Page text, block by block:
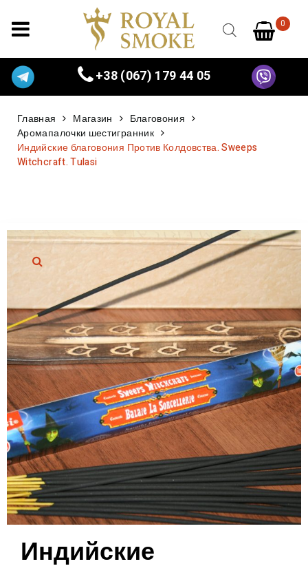
0
+38 (067) 179 44 05
Главная Магазин
Благовония
Аромапалочки шестигранник
Индийские благовония Против Колдовства. Sweeps
Witchcraft. Tulasi
Индийские